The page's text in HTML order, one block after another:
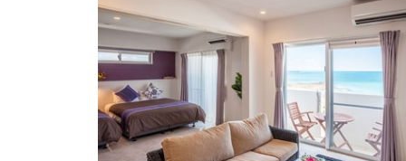
people)